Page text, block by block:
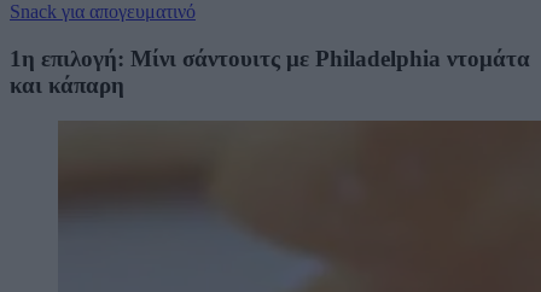
Snack για απογευματινό
1η επιλογή: Μίνι σάντουιτς με Philadelphia ντομάτα
και κάπαρη